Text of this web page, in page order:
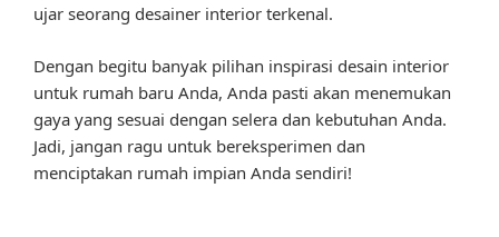
ujar seorang desainer interior terkenal.
Dengan begitu banyak pilihan inspirasi desain interior
untuk rumah baru Anda, Anda pasti akan menemukan
gaya yang sesuai dengan selera dan kebutuhan Anda.
Jadi, jangan ragu untuk bereksperimen dan
menciptakan rumah impian Anda sendiri!